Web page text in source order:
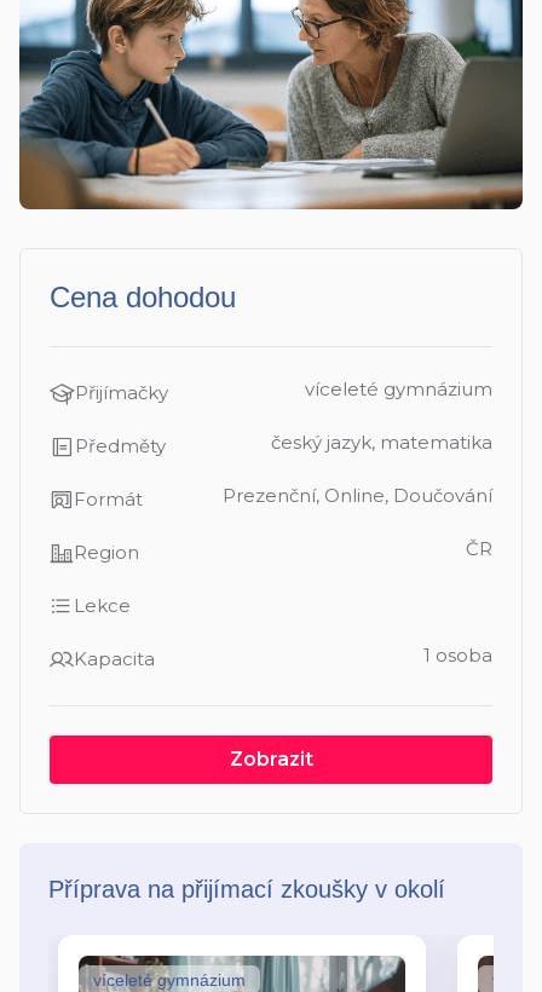
Cena dohodou
Přijímačky víceleté gymnázium
Předměty český jazyk, matematika
Formát Prezenční, Online, Doučování
Region ČR
Lekce
Kapacita 1 osoba
Zobrazit
Příprava na přijímací zkoušky v okolí
víceleté gymnázium